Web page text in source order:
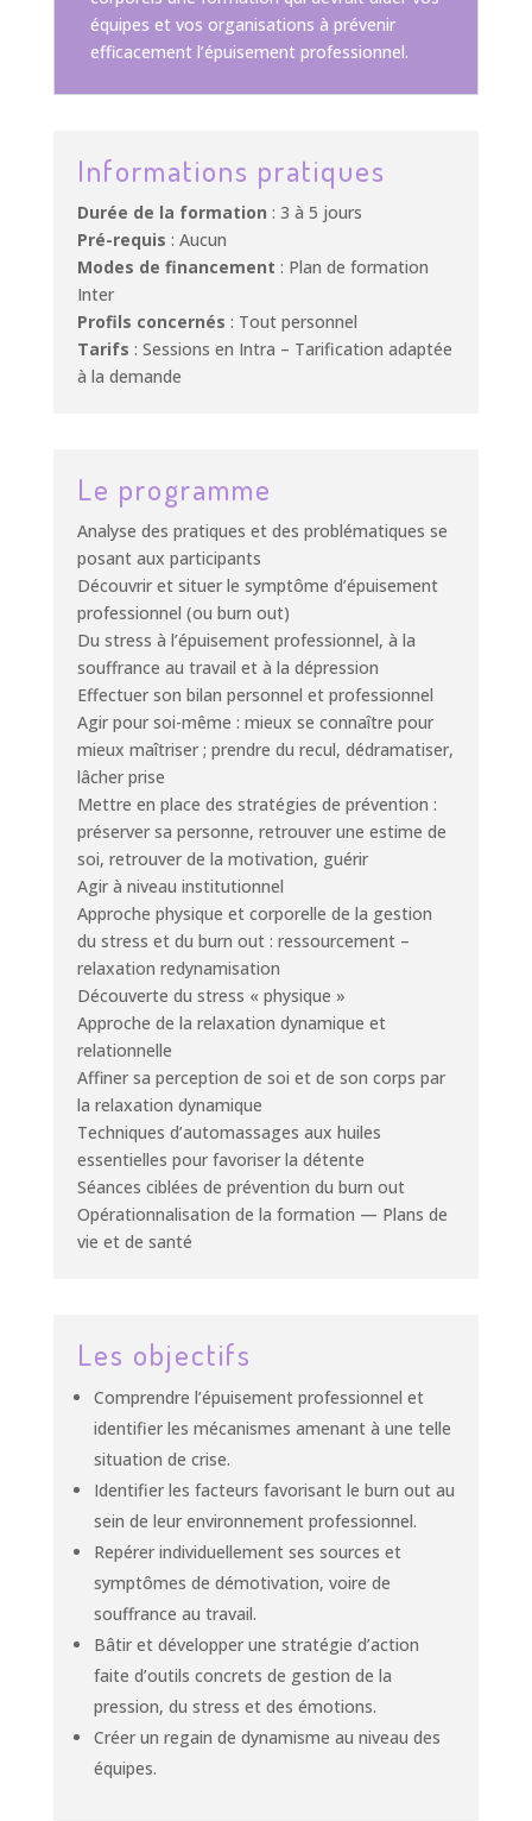
équipes et vos organisations à prévenir
efficacement l’épuisement professionnel.
Informations pratiques
Durée de la formation : 3 à 5 jours
Pré-requis : Aucun
Modes de financement : Plan de formation
Inter
Profils concernés : Tout personnel
Tarifs : Sessions en Intra – Tarification adaptée
à la demande
Le programme
Analyse des pratiques et des problématiques se
posant aux participants
Découvrir et situer le symptôme d’épuisement
professionnel (ou burn out)
Du stress à l’épuisement professionnel, à la
souffrance au travail et à la dépression
Effectuer son bilan personnel et professionnel
Agir pour soi-même : mieux se connaître pour
mieux maîtriser ; prendre du recul, dédramatiser,
lâcher prise
Mettre en place des stratégies de prévention :
préserver sa personne, retrouver une estime de
soi, retrouver de la motivation, guérir
Agir à niveau institutionnel
Approche physique et corporelle de la gestion
du stress et du burn out : ressourcement –
relaxation redynamisation
Découverte du stress « physique »
Approche de la relaxation dynamique et
relationnelle
Affiner sa perception de soi et de son corps par
la relaxation dynamique
Techniques d’automassages aux huiles
essentielles pour favoriser la détente
Séances ciblées de prévention du burn out
Opérationnalisation de la formation — Plans de
vie et de santé
Les objectifs
Comprendre l’épuisement professionnel et
identifier les mécanismes amenant à une telle
situation de crise.
Identifier les facteurs favorisant le burn out au
sein de leur environnement professionnel.
Repérer individuellement ses sources et
symptômes de démotivation, voire de
souffrance au travail.
Bâtir et développer une stratégie d’action
faite d’outils concrets de gestion de la
pression, du stress et des émotions.
Créer un regain de dynamisme au niveau des
équipes.